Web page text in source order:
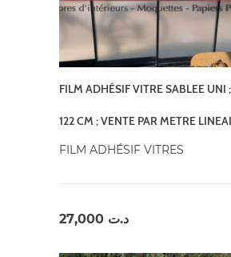
FILM ADHÉSIF VITRE SABLEE UNI
122 CM ; VENTE PAR METRE
FILM ADHÉSIF VITRES
د.ت